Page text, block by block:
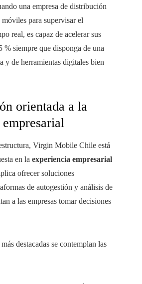
una empresa de distribución
para supervisar el
real, es capaz de acelerar sus
% siempre que disponga de una
y de herramientas digitales bien
orientada a la
Virgin Mobile Chile está
en la experiencia empresarial
ofrecer soluciones
de autogestión y análisis de
a las empresas tomar decisiones
destacadas se contemplan las